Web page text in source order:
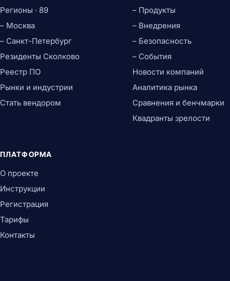
Регионы · 89
– Москва
– Санкт-Петербург
Резиденты Сколково
Реестр ПО
Рынки и индустрии
Стать вендором
– Продукты
– Внедрения
– Безопасность
– События
Новости компаний
Аналитика рынка
Сравнения и бенчмарки
Квадранты зрелости
ПЛАТФОРМА
О проекте
Инструкции
Регистрация
Тарифы
Контакты